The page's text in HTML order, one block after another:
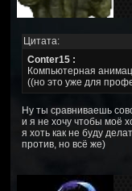
Цитата:
Conter15 :
Компьютерная
((но это уже для
Ну ты сравниваешь
и я не хочу чтобы моё
я хоть как не буду
против, но всё же)